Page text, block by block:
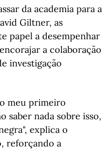
da academia para a
Giltner, as
papel a desempenhar
a colaboração
investigação
meu primeiro
saber nada sobre isso,
explica o
reforçando a